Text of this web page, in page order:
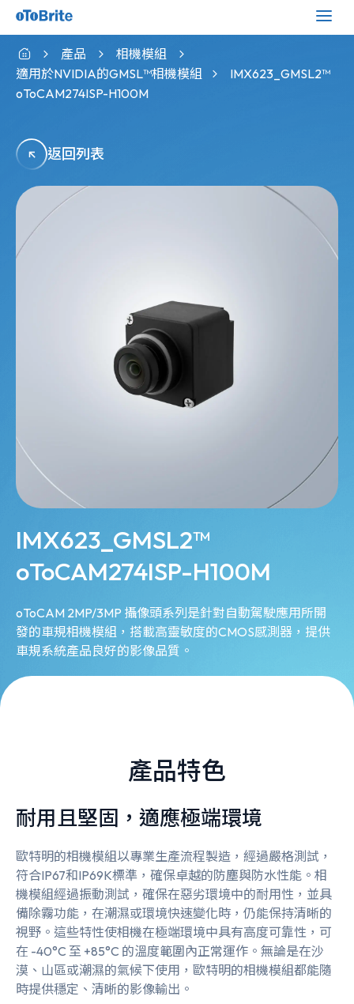
產品
相機模組
適用於NVIDIA的GMSL™相機模組
IMX623_GMSL2™
oToCAM274ISP-H100M
返回列表
IMX623_GMSL2™
oToCAM274ISP-H100M
oToCAM 2MP/3MP 攝像頭系列是針對自動駕駛應用所開
發的車規相機模組，搭載高靈敏度的CMOS感測器，提供
車規系統產品良好的影像品質。
產品特色
耐用且堅固，適應極端環境
歐特明的相機模組以專業生產流程製造，經過嚴格測試，
符合IP67和IP69K標準，確保卓越的防塵與防水性能。相
機模組經過振動測試，確保在惡劣環境中的耐用性，並具
備除霧功能，在潮濕或環境快速變化時，仍能保持清晰的
視野。這些特性使相機在極端環境中具有高度可靠性，可
在 -40°C 至 +85°C 的溫度範圍內正常運作。無論是在沙
漠、山區或潮濕的氣候下使用，歐特明的相機模組都能隨
時提供穩定、清晰的影像輸出。